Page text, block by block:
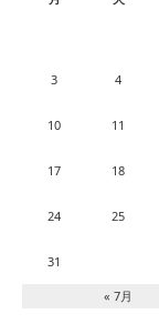
3 4
10 11
17 18
24 25
31
« 7月